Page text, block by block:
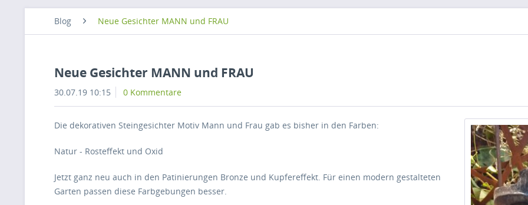
Blog Neue Gesichter MANN und FRAU
Neue Gesichter MANN und FRAU
30.07.19 10:15 0 Kommentare
Die dekorativen Steingesichter Motiv Mann und Frau gab es bisher in den Farben:
Natur - Rosteffekt und Oxid
Jetzt ganz neu auch in den Patinierungen Bronze und Kupfereffekt. Für einen modern gestalteten
Garten passen diese Farbgebungen besser.